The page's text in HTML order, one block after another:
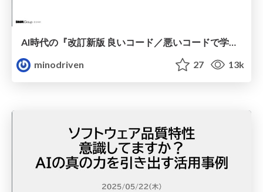
AI時代の『改訂新版 良いコード／悪いコードで学ぶ設計入門』 / ai-good-code-bad-code
minodriven
27 13k